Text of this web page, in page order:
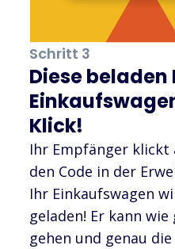
Schritt 3
Diese beladen
Klick!
Ihr Empfänger
den Code in der
Ihr Einkaufswagen
geladen! Er kann
gehen und genau